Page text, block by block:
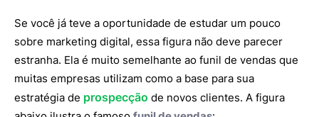
Se você já teve a oportunidade de estudar um pouco
sobre marketing digital, essa figura não deve parecer
estranha. Ela é muito semelhante ao funil de vendas que
muitas empresas utilizam como a base para sua
estratégia de prospecção de novos clientes. A figura